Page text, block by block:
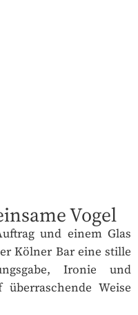
Vogel
und einem Glas
Kölner Bar eine stille
Ironie und
Weise